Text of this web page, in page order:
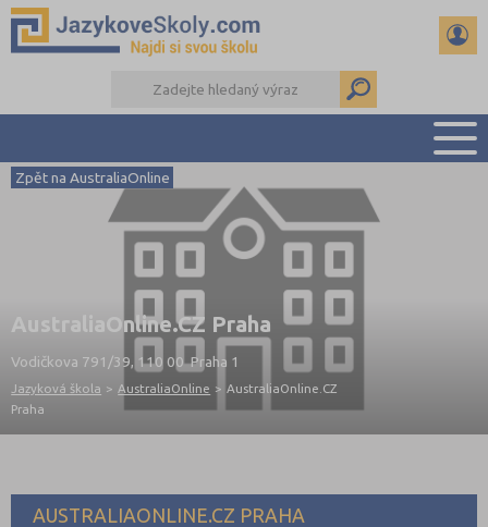
PŘEHLED ŠKOL
PŘÍPRAVA NA ZKOUŠKY A K MATURITĚ
RADY A ČLÁNKY
KONTAKTY
DALŠÍ DRUHY ŠKOL
AustraliaOnline.CZ Praha
Vodičkova 791/39, 110 00 Praha 1
Jazyková škola > AustraliaOnline > AustraliaOnline.CZ
Praha
Zpět na AustraliaOnline
AUSTRALIAONLINE.CZ PRAHA